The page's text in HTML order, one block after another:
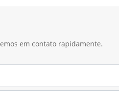
em contato rapidamente.